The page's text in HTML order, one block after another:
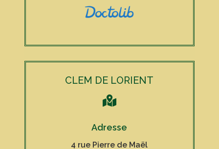
CLEM DE LORIENT

Adresse
4 rue Pierre de Maël